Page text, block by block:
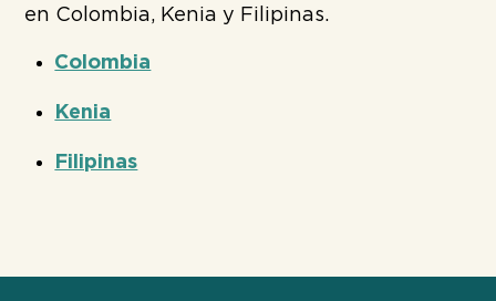
en Colombia, Kenia y Filipinas.
Colombia
Kenia
Filipinas